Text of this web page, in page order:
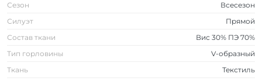
Сезон
Всесезон
Силуэт
Прямой
Состав ткани
Вис 30% ПЭ 70%
Тип горловины
V-образный
Ткань
Текстиль